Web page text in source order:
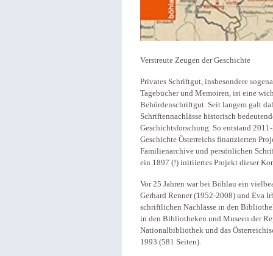
Verstreute Zeugen der Geschichte
Privates Schriftgut, insbesondere
Tagebücher und Memoiren, ist eine
Behördenschriftgut. Seit langem galt
Schriftennachlässe historisch
Geschichtsforschung. So entstand
Geschichte Österreichs finanzierten
Familienarchive und persönlichen
ein 1897 (!) initiiertes Projekt dieser
Vor 25 Jahren war bei Böhlau ein
Gerhard Renner (1952-2008) und Eva
schriftlichen Nachlässe in den
in den Bibliotheken und Museen der
Nationalbibliothek und das
1993 (581 Seiten).